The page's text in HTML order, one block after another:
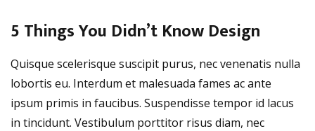
5 Things You Didn’t Know Design
Quisque scelerisque suscipit purus, nec venenatis nulla
lobortis eu. Interdum et malesuada fames ac ante
ipsum primis in faucibus. Suspendisse tempor id lacus
in tincidunt. Vestibulum porttitor risus diam, nec